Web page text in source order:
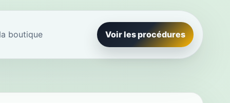
boutique Voir les procédures